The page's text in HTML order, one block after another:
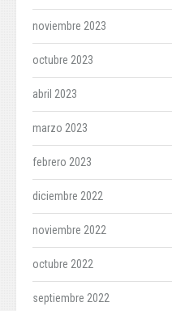
noviembre 2023
octubre 2023
abril 2023
marzo 2023
febrero 2023
diciembre 2022
noviembre 2022
octubre 2022
septiembre 2022